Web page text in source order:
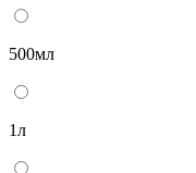
500мл
1л